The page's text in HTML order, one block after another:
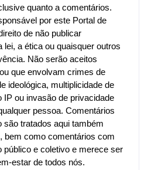
quanto a comentários.
por este Portal de
de não publicar
lei, a ética ou quaisquer outros
Não serão aceitos
que envolvam crimes de
ideológica, multiplicidade de
ou invasão de privacidade
pessoa. Comentários
são tratados aqui também
bem como comentários com
público e coletivo e merece ser
estar de todos nós.